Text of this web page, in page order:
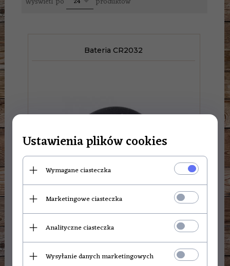
Bateria CR2032
2,80
Ustawienia plików cookies
Wymagane ciasteczka
Marketingowe ciasteczka
Analityczne ciasteczka
Wysyłanie danych marketingowych